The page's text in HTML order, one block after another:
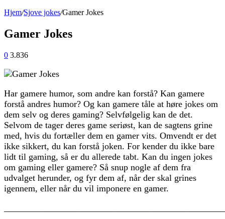
Hjem/Sjove jokes/Gamer Jokes
Gamer Jokes
0 3.836
Har gamere humor, som andre kan forstå? Kan gamere
forstå andres humor? Og kan gamere tåle at høre jokes om
dem selv og deres gaming? Selvfølgelig kan de det.
Selvom de tager deres game seriøst, kan de sagtens grine
med, hvis du fortæller dem en gamer vits. Omvendt er det
ikke sikkert, du kan forstå joken. For kender du ikke bare
lidt til gaming, så er du allerede tabt. Kan du ingen jokes
om gaming eller gamere? Så snup nogle af dem fra
udvalget herunder, og fyr dem af, når der skal grines
igennem, eller når du vil imponere en gamer.